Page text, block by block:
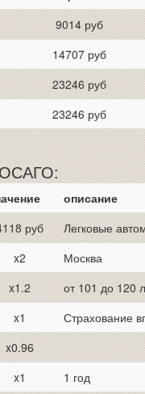
9014 руб
14707 руб
23246 руб
23246 руб
ОСАГО:
описание
руб
Легковые
x2
Москва
x1.2
от 101 до 120
x1
Страхование
x0.96
x1
1 год